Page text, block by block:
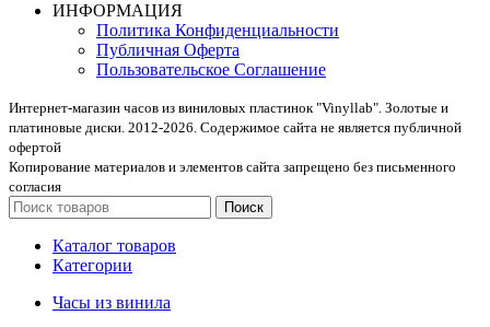
ИНФОРМАЦИЯ
Политика Конфиденциальности
Публичная Оферта
Пользовательское Соглашение
Интернет-магазин часов из виниловых пластинок "Vinyllab". Золотые и
платиновые диски. 2012-2026. Содержимое сайта не является публичной
офертой
Копирование материалов и элементов сайта запрещено без письменного
согласия
Поиск
Каталог товаров
Категории
Часы из винила